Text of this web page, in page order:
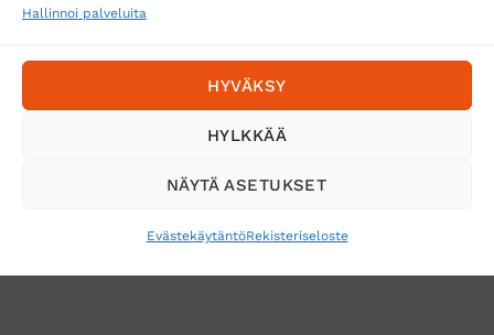
Hallinnoi palveluita
HYVÄKSY
HYLKKÄÄ
NÄYTÄ ASETUKSET
EvästekäytäntöRekisteriseloste
Matkahuolto
Tilaa uutiskirje ja saat erikoisalennuksia